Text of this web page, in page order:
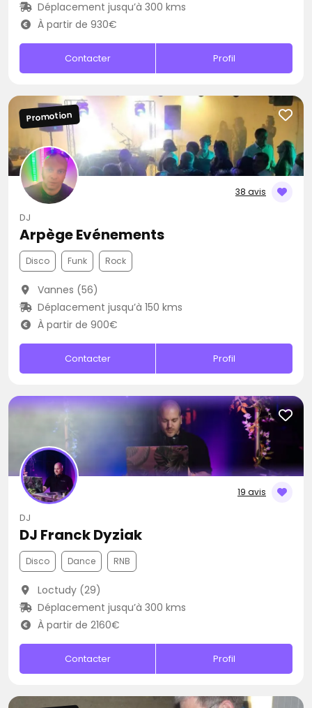
Déplacement jusqu’à 300 kms
À partir de 930€
Contacter Profil
38 avis
Promotion
DJ
Arpège Evénements
Disco Funk Rock
Vannes (56)
Déplacement jusqu’à 150 kms
À partir de 900€
Contacter Profil
19 avis
DJ
DJ Franck Dyziak
Disco Dance RNB
Loctudy (29)
Déplacement jusqu’à 300 kms
À partir de 2160€
Contacter Profil